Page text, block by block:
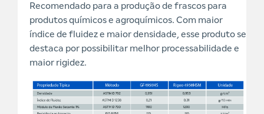
Recomendado para a produção de frascos para
produtos químicos e agroquímicos. Com maior
índice de fluidez e maior densidade, esse produto se
destaca por possibilitar melhor processabilidade e
maior rigidez.